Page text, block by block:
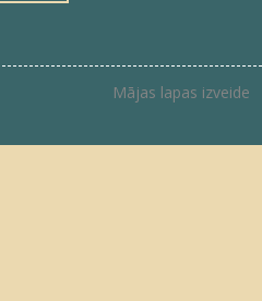
Mājas lapas izveide